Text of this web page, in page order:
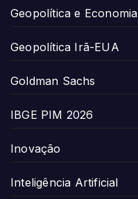
Geopolítica e Economia
Geopolítica Irã-EUA
Goldman Sachs
IBGE PIM 2026
Inovação
Inteligência Artificial